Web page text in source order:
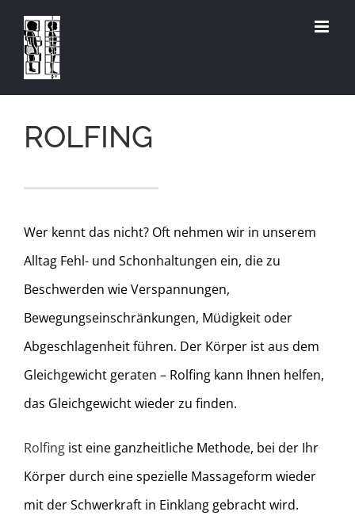
content
ROLFING
Wer kennt das nicht? Oft nehmen wir in unserem
Alltag Fehl- und Schonhaltungen ein, die zu
Beschwerden wie Verspannungen,
Bewegungseinschränkungen, Müdigkeit oder
Abgeschlagenheit führen. Der Körper ist aus dem
Gleichgewicht geraten – Rolfing kann Ihnen helfen,
das Gleichgewicht wieder zu finden.
Rolfing ist eine ganzheitliche Methode, bei der Ihr
Körper durch eine spezielle Massageform wieder
mit der Schwerkraft in Einklang gebracht wird.